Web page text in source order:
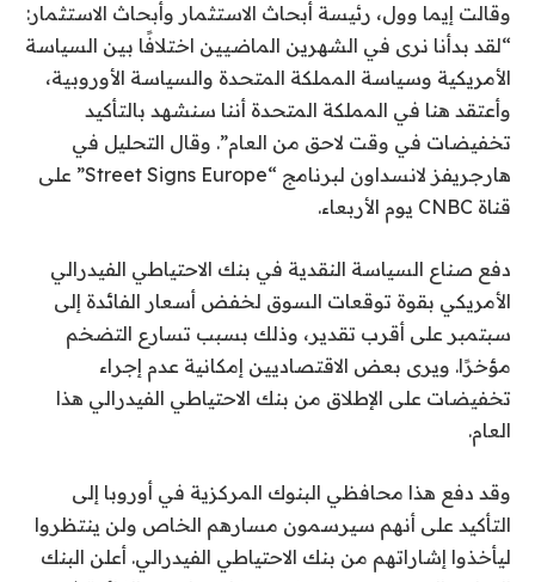
وقالت إيما وول، رئيسة أبحاث الاستثمار وأبحاث الاستثمار:
“لقد بدأنا نرى في الشهرين الماضيين اختلافًا بين السياسة
الأمريكية وسياسة المملكة المتحدة والسياسة الأوروبية،
وأعتقد هنا في المملكة المتحدة أننا سنشهد بالتأكيد
تخفيضات في وقت لاحق من العام”. وقال التحليل في
هارجريفز لانسداون لبرنامج “Street Signs Europe” على
قناة CNBC يوم الأربعاء.
دفع صناع السياسة النقدية في بنك الاحتياطي الفيدرالي
الأمريكي بقوة توقعات السوق لخفض أسعار الفائدة إلى
سبتمبر على أقرب تقدير، وذلك بسبب تسارع التضخم
مؤخرًا. ويرى بعض الاقتصاديين إمكانية عدم إجراء
تخفيضات على الإطلاق من بنك الاحتياطي الفيدرالي هذا
العام.
وقد دفع هذا محافظي البنوك المركزية في أوروبا إلى
التأكيد على أنهم سيرسمون مسارهم الخاص ولن ينتظروا
ليأخذوا إشاراتهم من بنك الاحتياطي الفيدرالي. أعلن البنك